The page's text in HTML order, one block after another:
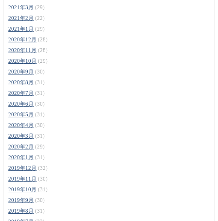
2021年3月 (29)
2021年2月 (22)
2021年1月 (29)
2020年12月 (28)
2020年11月 (28)
2020年10月 (29)
2020年9月 (30)
2020年8月 (31)
2020年7月 (31)
2020年6月 (30)
2020年5月 (31)
2020年4月 (30)
2020年3月 (31)
2020年2月 (29)
2020年1月 (31)
2019年12月 (32)
2019年11月 (30)
2019年10月 (31)
2019年9月 (30)
2019年8月 (31)